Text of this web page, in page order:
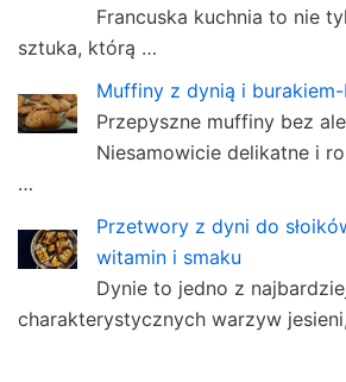
Francuska kuchnia to nie
sztuka, którą …
Muffiny z dynią i
Przepyszne muffiny bez
Niesamowicie delikatne i
…
Przetwory z dyni do
witamin i smaku
Dynie to jedno z
charakterystycznych warzyw